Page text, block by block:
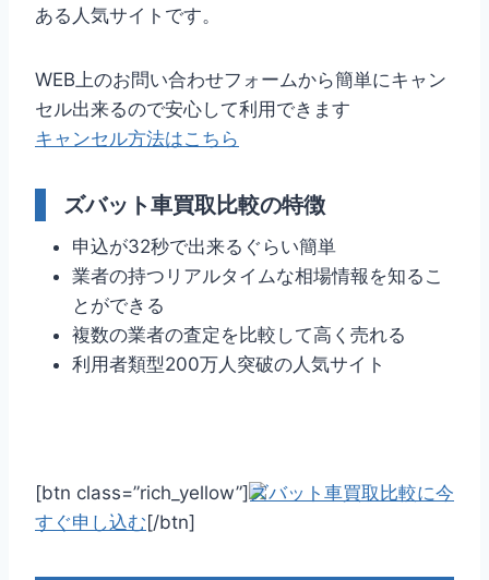
ある人気サイトです。
WEB上のお問い合わせフォームから簡単にキャン
セル出来るので安心して利用できます
キャンセル方法はこちら
ズバット車買取比較の特徴
申込が32秒で出来るぐらい簡単
業者の持つリアルタイムな相場情報を知るこ
とができる
複数の業者の査定を比較して高く売れる
利用者類型200万人突破の人気サイト
[btn class=”rich_yellow”]ズバット車買取比較に今
すぐ申し込む[/btn]